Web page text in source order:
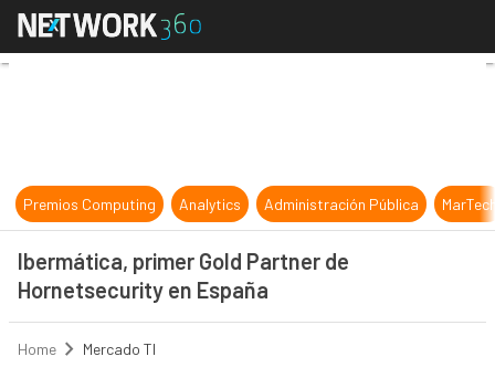
Ibermática, primer Gold Partner
Premios Computing Analytics Administración Pública
Ibermática, primer Gold Partner de
Hornetsecurity en España
Home Mercado TI